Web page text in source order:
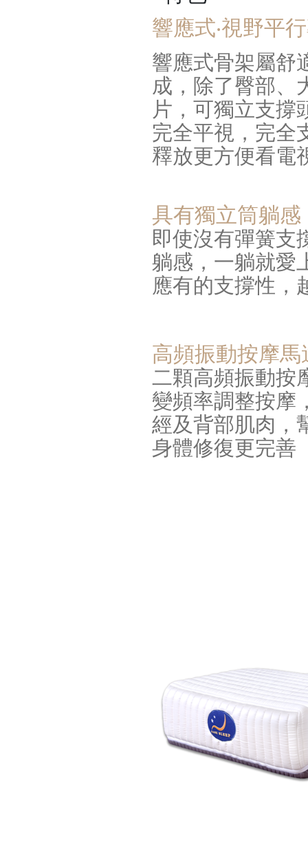
響應式‧視野平
響應式骨架屬舒
成，除了臀部、
片，可獨立支撐
完全平視，完全
釋放更方便看電
具有獨立筒躺感
即使沒有彈簧支
躺感，一躺就愛
應有的支撐性，
高頻振動按摩馬
二顆高頻振動按
變頻率調整按摩
經及背部肌肉，
身體修復更完善